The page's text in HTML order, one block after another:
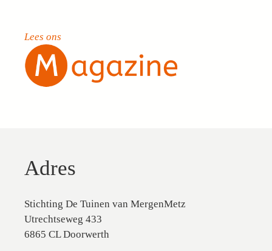
Lees ons
Adres
Stichting De Tuinen van MergenMetz
Utrechtseweg 433
6865 CL Doorwerth